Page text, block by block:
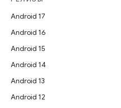
Android 17
Android 16
Android 15
Android 14
Android 13
Android 12